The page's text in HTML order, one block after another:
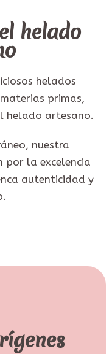
helado
helados
primas,
helado artesano.
nuestra
por la excelencia
autenticidad y